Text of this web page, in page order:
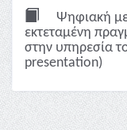
Ψηφιακή
εκτεταμένη
στην υπηρεσία
presentation)